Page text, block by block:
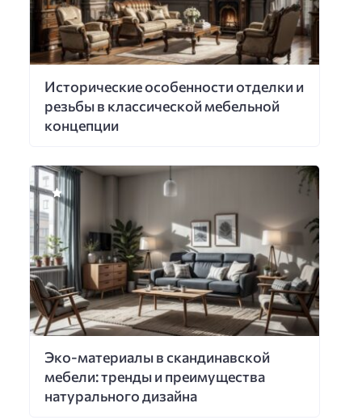
Исторические особенности отделки и
резьбы в классической мебельной
концепции
Эко-материалы в скандинавской
мебели: тренды и преимущества
натурального дизайна